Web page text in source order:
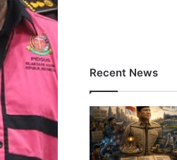
Recent News